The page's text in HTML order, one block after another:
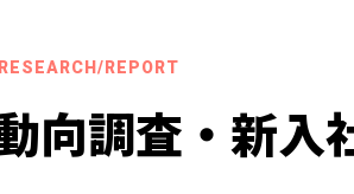
RESEARCH/REPORT
向調査・新入